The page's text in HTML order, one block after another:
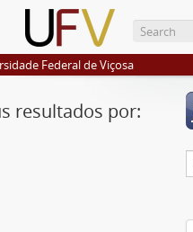
Federal de Viçosa
resultados por: